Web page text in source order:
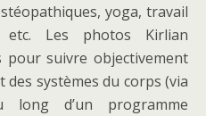
yoga, travail
etc. Les photos Kirlian
pour suivre objectivement
systèmes du corps (via
d’un programme